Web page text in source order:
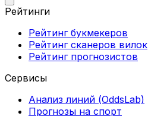
Рейтинги
Рейтинг букмекеров
Рейтинг сканеров вилок
Рейтинг прогнозистов
Сервисы
Анализ линий (OddsLab)
Прогнозы на спорт